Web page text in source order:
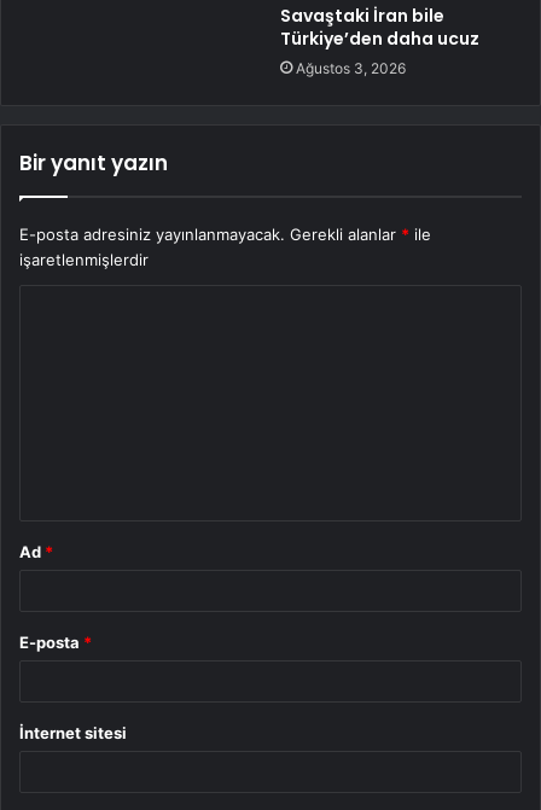
Savaştaki İran bile
Türkiye’den daha ucuz
Ağustos 3, 2026
Bir yanıt yazın
E-posta adresiniz yayınlanmayacak. Gerekli alanlar * ile
işaretlenmişlerdir
Ad *
E-posta *
İnternet sitesi